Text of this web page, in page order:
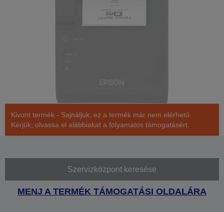
Kivont termék - Sajnáljuk, ez a termék már nem elérhető.
Kérjük, olvassa el alábbiakat a folyamatos támogatásért.
Szervizközpont keresése
MENJ A TERMÉK TÁMOGATÁSI OLDALÁRA